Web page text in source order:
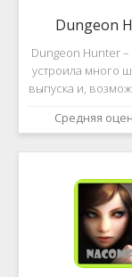
Dungeon
Dungeon Hunter –
устроила много
выпуска и,
такому
необычную
Средняя